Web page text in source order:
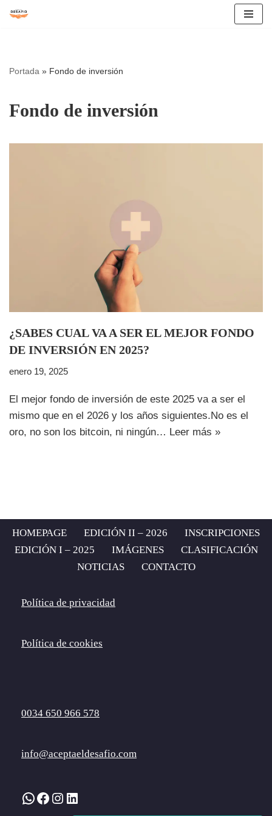
contenido
Portada » Fondo de inversión
Fondo de inversión
¿SABES CUAL VA A SER EL MEJOR FONDO
DE INVERSIÓN EN 2025?
enero 19, 2025
El mejor fondo de inversión de este 2025 va a ser el
mismo que en el 2026 y los años siguientes.No es el
oro, no son los bitcoin, ni ningún… Leer más »
HOMEPAGE EDICIÓN II – 2026
INSCRIPCIONES
EDICIÓN I – 2025
IMÁGENES
CLASIFICACIÓN
NOTICIAS
CONTACTO
Política de privacidad
Política de cookies
0034 650 966 578
info@aceptaeldesafio.com